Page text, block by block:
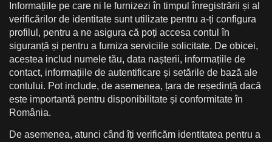
Informațiile pe care ni le furnizezi în timpul înregistrării și al
verificărilor de identitate sunt utilizate pentru a-ți configura
profilul, pentru a ne asigura că poți accesa contul în
siguranță și pentru a furniza serviciile solicitate. De obicei,
acestea includ numele tău, data nașterii, informațiile de
contact, informațiile de autentificare și setările de bază ale
contului. Pot include, de asemenea, țara de reședință dacă
este importantă pentru disponibilitate și conformitate în
România.
De asemenea, atunci când îți verificăm identitatea pentru a